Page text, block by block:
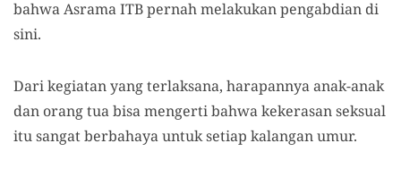
bahwa Asrama ITB pernah melakukan pengabdian di
sini.
Dari kegiatan yang terlaksana, harapannya anak-anak
dan orang tua bisa mengerti bahwa kekerasan seksual
itu sangat berbahaya untuk setiap kalangan umur.